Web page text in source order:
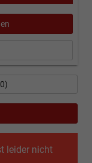
leider nicht
0)